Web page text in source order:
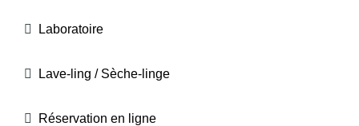
Laboratoire
Lave-ling / Sèche-linge
Réservation en ligne